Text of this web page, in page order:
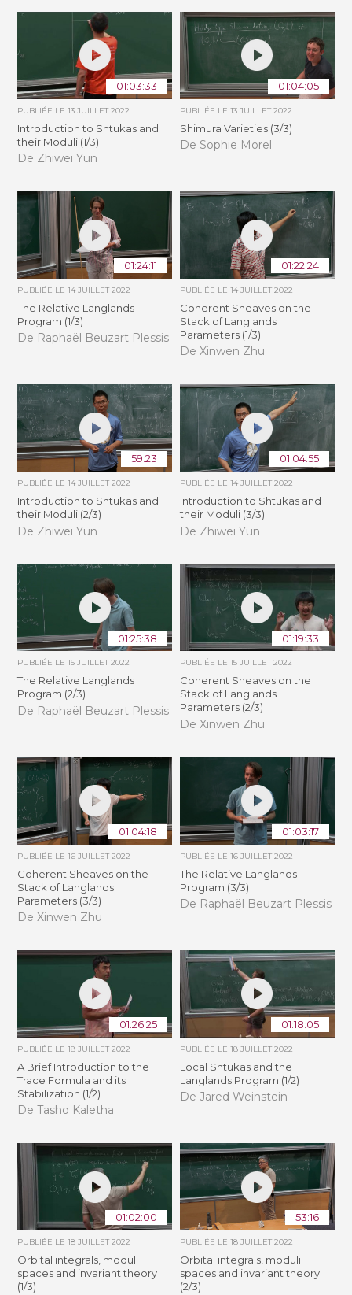
01:03:33
PUBLIÉE LE13 JUILLET 2022
Introduction to Shtukas and
their Moduli (1/3)
De Zhiwei Yun
01:04:05
PUBLIÉE LE 13 JUILLET 2022
Shimura Varieties (3/3)
De Sophie Morel
01:24:11
PUBLIÉE LE14 JUILLET 2022
The Relative Langlands
Program (1/3)
De Raphaël Beuzart Plessis
01:22:24
PUBLIÉE LE 14 JUILLET 2022
Coherent Sheaves on the
Stack of Langlands
Parameters (1/3)
De Xinwen Zhu
59:23
PUBLIÉE LE14 JUILLET 2022
Introduction to Shtukas and
their Moduli (2/3)
De Zhiwei Yun
01:04:55
PUBLIÉE LE 14 JUILLET 2022
Introduction to Shtukas and
their Moduli (3/3)
De Zhiwei Yun
01:25:38
PUBLIÉE LE15 JUILLET 2022
The Relative Langlands
Program (2/3)
De Raphaël Beuzart Plessis
01:19:33
PUBLIÉE LE 15 JUILLET 2022
Coherent Sheaves on the
Stack of Langlands
Parameters (2/3)
De Xinwen Zhu
01:04:18
PUBLIÉE LE16 JUILLET 2022
Coherent Sheaves on the
Stack of Langlands
Parameters (3/3)
De Xinwen Zhu
01:03:17
PUBLIÉE LE 16 JUILLET 2022
The Relative Langlands
Program (3/3)
De Raphaël Beuzart Plessis
01:26:25
PUBLIÉE LE18 JUILLET 2022
A Brief Introduction to the
Trace Formula and its
Stabilization (1/2)
De Tasho Kaletha
01:18:05
PUBLIÉE LE 18 JUILLET 2022
Local Shtukas and the
Langlands Program (1/2)
De Jared Weinstein
01:02:00
PUBLIÉE LE18 JUILLET 2022
Orbital integrals, moduli
spaces and invariant theory
(1/3)
53:16
PUBLIÉE LE 18 JUILLET 2022
Orbital integrals, moduli
spaces and invariant theory
(2/3)